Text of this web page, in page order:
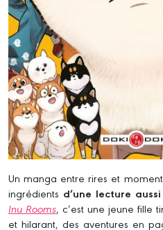
Un manga entre rires et
ingrédients d’une lecture
Inu Rooms, c’est une jeune fille
et hilarant, des aventures en